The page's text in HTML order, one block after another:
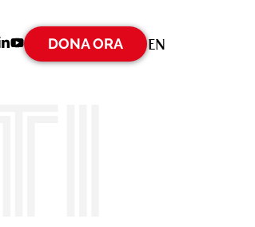
DONA ORA EN